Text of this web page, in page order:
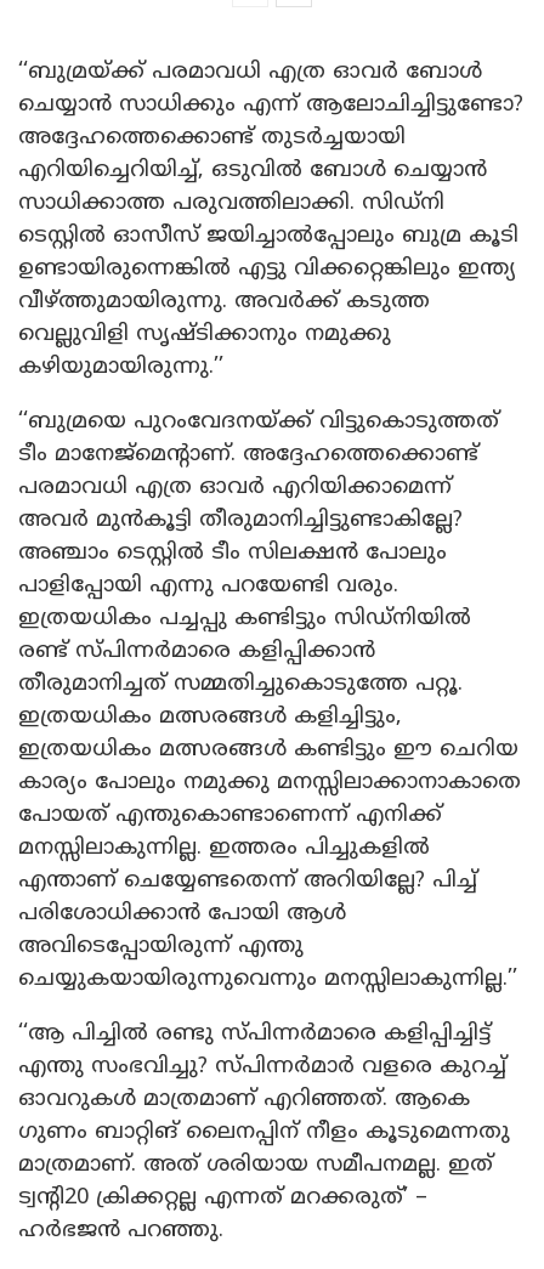
‘‘ബുമ്രയ്ക്ക് പരമാവധി എത്ര ഓവർ ബോൾ
ചെയ്യാൻ സാധിക്കും എന്ന് ആലോചിച്ചിട്ടുണ്ടോ?
അദ്ദേഹത്തെക്കൊണ്ട് തുടർച്ചയായി
എറിയിച്ചെറിയിച്ച്, ഒടുവിൽ ബോൾ ചെയ്യാൻ
സാധിക്കാത്ത പരുവത്തിലാക്കി. സിഡ്നി
ടെസ്റ്റിൽ ഓസീസ് ജയിച്ചാൽപ്പോലും ബുമ്ര കൂടി
ഉണ്ടായിരുന്നെങ്കിൽ എട്ടു വിക്കറ്റെങ്കിലും ഇന്ത്യ
വീഴ്ത്തുമായിരുന്നു. അവർക്ക് കടുത്ത
വെല്ലുവിളി സൃഷ്ടിക്കാനും നമുക്കു
കഴിയുമായിരുന്നു.’’
‘‘ബുമ്രയെ പുറംവേദനയ്ക്ക് വിട്ടുകൊടുത്തത്
ടീം മാനേജ്മെന്റാണ്. അദ്ദേഹത്തെക്കൊണ്ട്
പരമാവധി എത്ര ഓവർ എറിയിക്കാമെന്ന്
അവർ മുൻകൂട്ടി തീരുമാനിച്ചിട്ടുണ്ടാകില്ലേ?
അഞ്ചാം ടെസ്റ്റിൽ ടീം സിലക്ഷൻ പോലും
പാളിപ്പോയി എന്നു പറയേണ്ടി വരും.
ഇത്രയധികം പച്ചപ്പു കണ്ടിട്ടും സിഡ്നിയിൽ
രണ്ട് സ്പിന്നർമാരെ കളിപ്പിക്കാൻ
തീരുമാനിച്ചത് സമ്മതിച്ചുകൊടുത്തേ പറ്റൂ.
ഇത്രയധികം മത്സരങ്ങൾ കളിച്ചിട്ടും,
ഇത്രയധികം മത്സരങ്ങൾ കണ്ടിട്ടും ഈ ചെറിയ
കാര്യം പോലും നമുക്കു മനസ്സിലാക്കാനാകാതെ
പോയത് എന്തുകൊണ്ടാണെന്ന് എനിക്ക്
മനസ്സിലാകുന്നില്ല. ഇത്തരം പിച്ചുകളിൽ
എന്താണ് ചെയ്യേണ്ടതെന്ന് അറിയില്ലേ? പിച്ച്
പരിശോധിക്കാൻ പോയി ആൾ
അവിടെപ്പോയിരുന്ന് എന്തു
ചെയ്യുകയായിരുന്നുവെന്നും മനസ്സിലാകുന്നില്ല.’’
‘‘ആ പിച്ചിൽ രണ്ടു സ്പിന്നർമാരെ കളിപ്പിച്ചിട്ട്
എന്തു സംഭവിച്ചു? സ്പിന്നർമാർ വളരെ കുറച്ച്
ഓവറുകൾ മാത്രമാണ് എറിഞ്ഞത്. ആകെ
ഗുണം ബാറ്റിങ് ലൈനപ്പിന് നീളം കൂടുമെന്നതു
മാത്രമാണ്. അത് ശരിയായ സമീപനമല്ല. ഇത്
ട്വന്റി20 ക്രിക്കറ്റല്ല എന്നത് മറക്കരുത്’ –
ഹർഭജൻ പറഞ്ഞു.